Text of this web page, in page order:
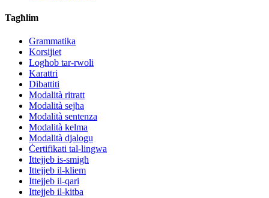
Tagħlim
Grammatika
Korsijiet
Logħob tar-rwoli
Karattri
Dibattiti
Modalità ritratt
Modalità sejħa
Modalità sentenza
Modalità kelma
Modalità djalogu
Ċertifikati tal-lingwa
Ittejjeb is-smigħ
Ittejjeb il-kliem
Ittejjeb il-qari
Ittejjeb il-kitba